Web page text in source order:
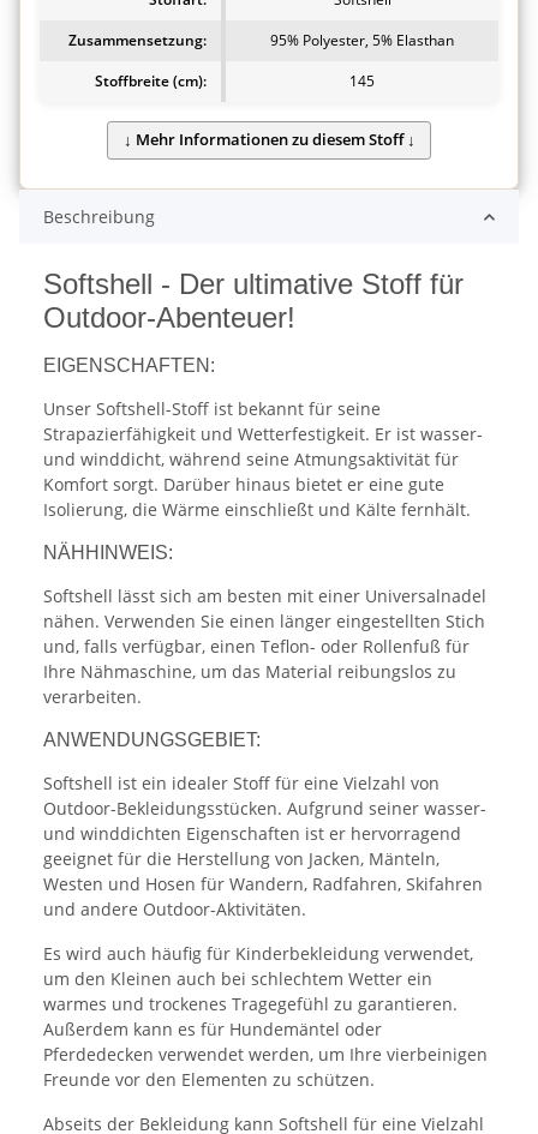
Zusammensetzung:
95% Polyester, 5% Elasthan
Stoffbreite (cm):
145
Beschreibung
Softshell - Der ultimative Stoff für
Outdoor-Abenteuer!
EIGENSCHAFTEN:
Unser Softshell-Stoff ist bekannt für seine
Strapazierfähigkeit und Wetterfestigkeit. Er ist wasser-
und winddicht, während seine Atmungsaktivität für
Komfort sorgt. Darüber hinaus bietet er eine gute
Isolierung, die Wärme einschließt und Kälte fernhält.
NÄHHINWEIS:
Softshell lässt sich am besten mit einer Universalnadel
nähen. Verwenden Sie einen länger eingestellten Stich
und, falls verfügbar, einen Teflon- oder Rollenfuß für
Ihre Nähmaschine, um das Material reibungslos zu
verarbeiten.
ANWENDUNGSGEBIET:
Softshell ist ein idealer Stoff für eine Vielzahl von
Outdoor-Bekleidungsstücken. Aufgrund seiner wasser-
und winddichten Eigenschaften ist er hervorragend
geeignet für die Herstellung von Jacken, Mänteln,
Westen und Hosen für Wandern, Radfahren, Skifahren
und andere Outdoor-Aktivitäten.
Es wird auch häufig für Kinderbekleidung verwendet,
um den Kleinen auch bei schlechtem Wetter ein
warmes und trockenes Tragegefühl zu garantieren.
Außerdem kann es für Hundemäntel oder
Pferdedecken verwendet werden, um Ihre vierbeinigen
Freunde vor den Elementen zu schützen.
Abseits der Bekleidung kann Softshell für eine Vielzahl